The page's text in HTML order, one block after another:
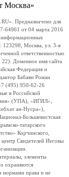
Москва»
Предназначено для
64961 от 04 марта 2016
информационных
123298, Москва, ул. 3-я
ответственностью
Доменное имя сайта
Федерация и
Бабаян Роман
(495) 950-62-26
в Российской
(УПА), «ИГИЛ»,
ан-Нусра»),
Большевистская
татарского
Корчинского,
центр Свидетелей Иеговы
элементы
охраняются
нормами права и не